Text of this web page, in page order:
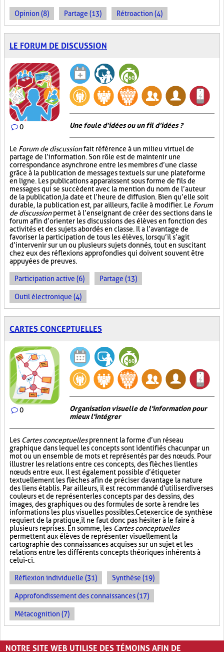
Opinion (8) Partage (13) Rétroaction (4)
LE FORUM DE DISCUSSION
0 Une foule d’idées ou un fil d’idées ?
Le Forum de discussionfait référence à un milieu virtuel de
partage de l’information. Son rôle est de maintenir une
correspondance asynchrone entre les membres d’une classe
grâce à la publication de messages textuels sur une plateforme
en ligne. Les publications apparaissent sous forme de fils de
messages qui se succèdent avec la mention du nom de l’auteur
de la publication, la date et l’heure de diffusion. Bien qu’elle soit
durable, la publication est, par ailleurs, facile à modifier. Le Forum
de discussionpermet à l’enseignant de créer des sections dans le
forum afin d’orienter les discussions des élèves en fonction des
activités et des sujets abordés en classe. Il a l’avantage de
favoriser la participation de tous les élèves, lorsqu’il s’agit
d’intervenir sur un ou plusieurs sujets donnés, tout en suscitant
chez eux des réflexions approfondies qui doivent souvent être
appuyées de preuves.
Participation active (6) Partage (13)
Outil électronique (4)
CARTES CONCEPTUELLES
0
Organisation visuelle de l'information pour
mieux l'intégrer
Les Cartes conceptuellesprennent la forme d’un réseau
graphique dans lequel les concepts sont identifiés chacun par un
mot ou un ensemble de mots et représentés par des nœuds. Pour
illustrer les relations entre ces concepts, des flèches lient les
nœuds entre eux. Il est également possible d’étiqueter
textuellement les flèches afin de préciser davantage la nature
des liens établis. Par ailleurs, il est recommandé d'utiliser diverses
couleurs et de représenter les concepts par des dessins, des
images, des graphiques ou des formules de sorte à rendre les
informations les plus visuelles possibles. Cet exercice de synthèse
requiert de la pratique, il ne faut donc pas hésiter à le faire à
plusieurs reprises. En somme, les Cartes conceptuelles
permettent aux élèves de représenter visuellement la
cartographie des connaissances acquises sur un sujet et les
relations entre les différents concepts théoriques inhérents à
celui-ci.
Réflexion individuelle (31) Synthèse (19)
Approfondissement des connaissances (17)
Métacognition (7)
PAGES
« ‹ 1 2 3
NOTRE SITE WEB UTILISE DES TÉMOINS AFIN DE